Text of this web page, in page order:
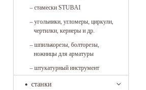
– стамески STUBAI
– угольники, угломеры, циркули,
чертилки, кернеры и др.
– шпилькорезы, болторезы,
ножницы для арматуры
– штукатурный инструмент
станки